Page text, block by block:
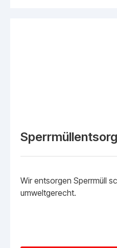
Wir entsorgen Sperrmüll
umweltgerecht.